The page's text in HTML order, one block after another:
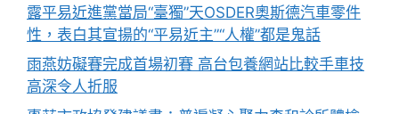
露平易近進黨當局“臺獨”天OSDER奧斯德汽車零件
性，表白其宣揚的“平易近主”“人權”都是鬼話
雨燕妨礙賽完成首場初賽 高台包養網站比較手車技
高深令人折服